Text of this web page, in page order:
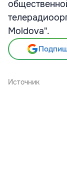
Moldova".
Источник